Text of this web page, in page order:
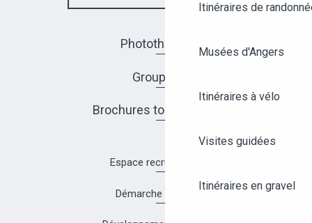
Itinéraires de
Musées d'Angers
Itinéraires à vélo
Visites guidées
Itinéraires en gravel
Photothèque
Groupes
Brochures touristiques
Espace recrutement
Démarche Qualité